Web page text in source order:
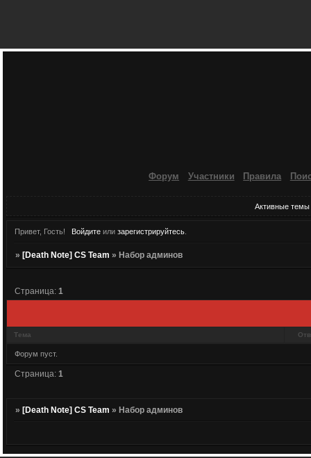
Форум Участники Правила
Активные темы
Привет, Гость! Войдитеили зарегистрируйтесь.
» [Death Note] CS Team » Набор админов
Страница:1
Тема
Форум пуст.
Страница: 1
» [Death Note] CS Team » Набор админов